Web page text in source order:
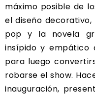
máximo posible de
el diseño
pop y la novela
insípido y empático
para luego
robarse el show.
inauguración,